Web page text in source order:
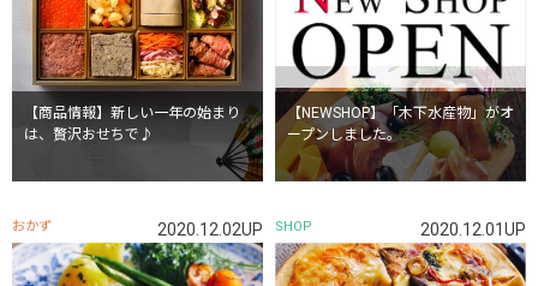
【商品情報】新しい一年の始まり
は、贅沢おせちで♪
【NEWSHOP】「木下水産物」がオ
ープンしました。
おかず 2020.12.02UP SHOP 2020.12.01UP